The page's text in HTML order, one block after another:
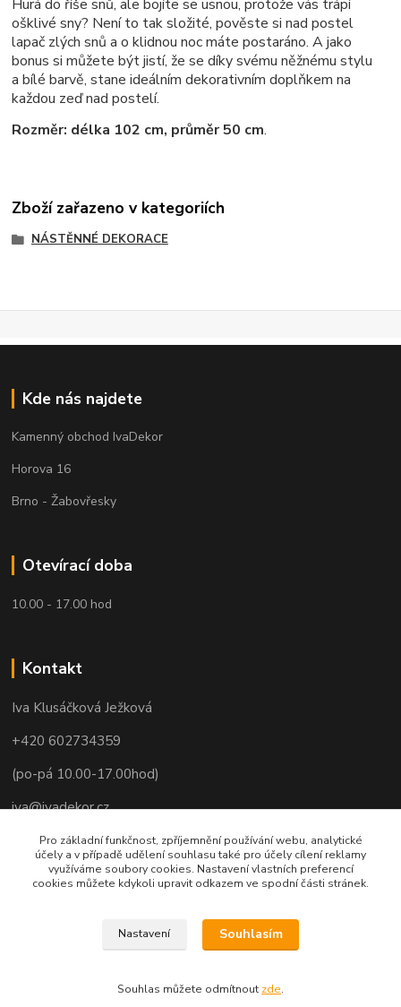
Hurá do říše snů, ale bojíte se usnou, protože vás trápí
ošklivé sny? Není to tak složité, pověste si nad postel
lapač zlých snů a o klidnou noc máte postaráno. A jako
bonus si můžete být jistí, že se díky svému něžnému stylu
a bílé barvě, stane ideálním dekorativním doplňkem na
každou zeď nad postelí.
Rozměr: délka 102 cm, průměr 50 cm.
Zboží zařazeno v kategoriích
NÁSTĚNNÉ DEKORACE
Kde nás najdete
Kamenný obchod IvaDekor
Horova 16
Brno - Žabovřesky
Otevírací doba
10.00 - 17.00 hod
Kontakt
Iva Klusáčková Ježková
+420 602734359
(po-pá 10.00-17.00hod)
iva@ivadekor.cz
Pro základní funkčnost, zpříjemnění používání webu, analytické
účely a v případě udělení souhlasu také pro účely cílení reklamy
využíváme soubory cookies. Nastavení vlastních preferencí
cookies můžete kdykoli upravit odkazem ve spodní části stránek.
Nastavení Souhlasím
Souhlas můžete odmítnout zde.